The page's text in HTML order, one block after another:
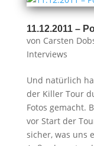
11.12.2011 –
von Carsten
Interviews
Und natürlich
der Killer Tour
Fotos gemacht.
vor Start der
sicher, was uns